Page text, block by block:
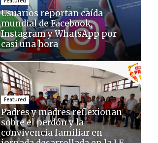
Usuarios reportan caída
mundial de Facebook,
Instagram y WhatsApp por
casi una hora
Featured
Padres y madres reflexionan
sobre el perdón y la
convivencia familiar en